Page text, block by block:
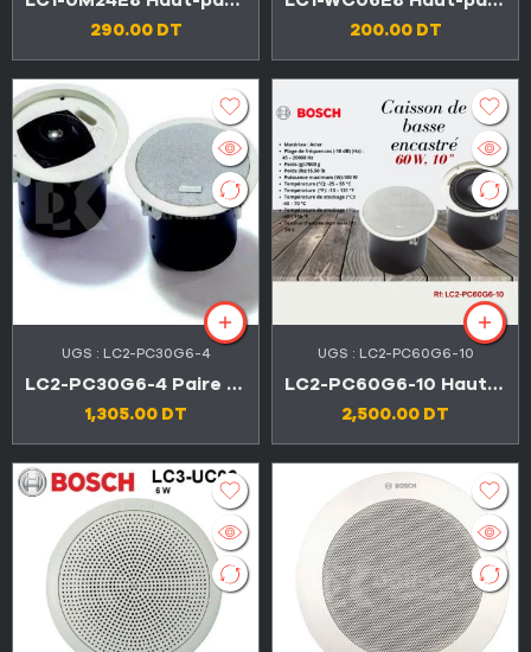
290.00 DT
200.00 DT
UGS : LC2-PC30G6-4
LC2-PC30G6-4 Paire Haut-parleur de plafond BOSCH 50W
1,305.00 DT
UGS : LC2-PC60G6-10
LC2-PC60G6-10 Haut-parleur de plafond pour subwoofer de qualité supérieure 60 W
2,500.00 DT